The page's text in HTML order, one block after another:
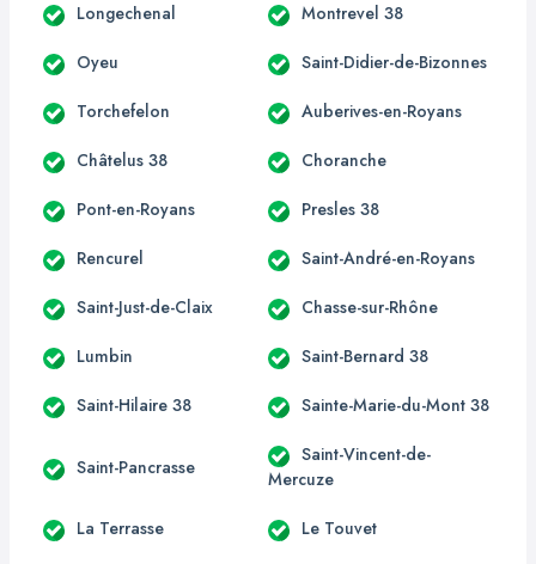
Longechenal Montrevel 38
Oyeu Saint-Didier-de-Bizonnes
Torchefelon Auberives-en-Royans
Châtelus 38 Choranche
Pont-en-Royans Presles 38
Rencurel Saint-André-en-Royans
Saint-Just-de-Claix Chasse-sur-Rhône
Lumbin Saint-Bernard 38
Saint-Hilaire 38 Sainte-Marie-du-Mont 38
Saint-Pancrasse
Saint-Vincent-de-
Mercuze
La Terrasse Le Touvet